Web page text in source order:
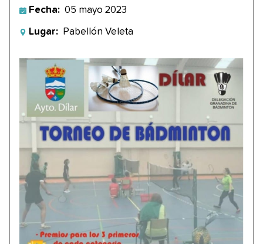
Fecha: 05 mayo 2023
Lugar: Pabellón Veleta